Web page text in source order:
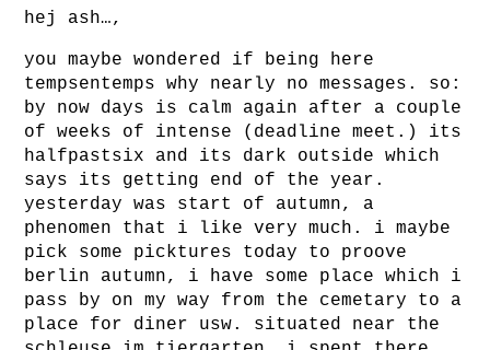
hej ash…,
you maybe wondered if being here
tempsentemps why nearly no messages. so:
by now days is calm again after a couple
of weeks of intense (deadline meet.) its
halfpastsix and its dark outside which
says its getting end of the year.
yesterday was start of autumn, a
phenomen that i like very much. i maybe
pick some picktures today to proove
berlin autumn, i have some place which i
pass by on my way from the cemetary to a
place for diner usw. situated near the